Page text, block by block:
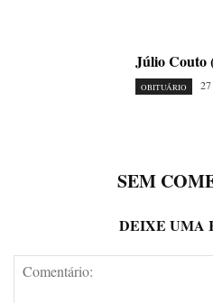
Júlio Couto
OBITUÁRIO
SEM
DEIXE UMA